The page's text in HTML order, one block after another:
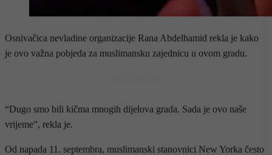
Osnivačica nevladine organizacije Rana Abdelhamid rekla je kako
je ovo važna pobjeda za muslimansku zajednicu u ovom gradu.
“Dugo smo bili kičma mnogih dijelova grada. Sada je ovo naše
vrijeme”, rekla je.
Od napada 11. septembra, muslimanski stanovnici New Yorka često